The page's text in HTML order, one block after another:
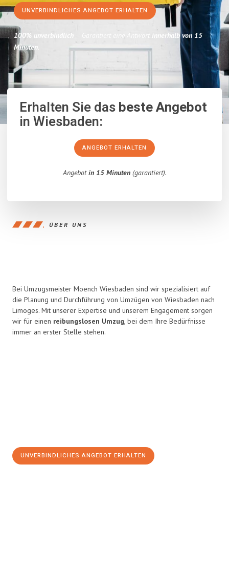
UNVERBINDLICHES ANGEBOT ERHALTEN
100% unverbindlich – Garantiert eine Antwort innerhalb von 15
Minuten.
Erhalten Sie dasbeste Angebot
in Wiesbaden:
ANGEBOT ERHALTEN
Angebotin 15 Minuten(garantiert).
ÜBER UNS
Bei Umzugsmeister Moench Wiesbaden sind wir spezialisiert auf
die Planung und Durchführung von Umzügen von Wiesbaden nach
Limoges. Mit unserer Expertise und unserem Engagement sorgen
wir für einen reibungslosen Umzug, bei dem Ihre Bedürfnisse
immer an erster Stelle stehen.
UNVERBINDLICHES ANGEBOT ERHALTEN